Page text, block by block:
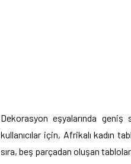
Dekorasyon eşyalarında
kullanıcılar için, Afrikalı kadın
sıra, beş parçadan oluşan